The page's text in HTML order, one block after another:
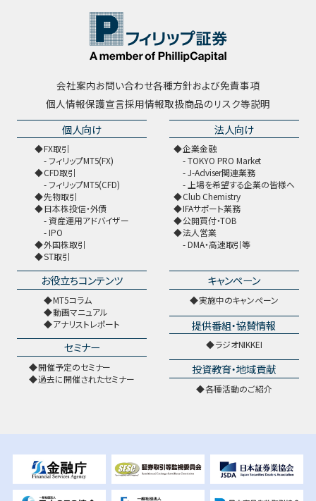
会社案内お問い合わせ各種方針および免責事項
個人情報保護宣言採用情報取扱商品のリスク等説明
個人向け
FX取引
フィリップMT5(FX)
CFD取引
フィリップMT5(CFD)
先物取引
日本株投信・外債
資産運用アドバイザー
IPO
外国株取引
ST取引
法人向け
企業金融
TOKYO PRO Market
J-Adviser関連業務
上場を希望する企業の皆様へ
Club Chemistry
IFAサポート業務
公開買付・TOB
法人営業
DMA・高速取引等
お役立ちコンテンツ
MT5コラム
動画マニュアル
アナリストレポート
セミナー
開催予定のセミナー
過去に開催されたセミナー
キャンペーン
実施中のキャンペーン
提供番組・協賛情報
ラジオNIKKEI
投資教育・地域貢献
各種活動のご紹介